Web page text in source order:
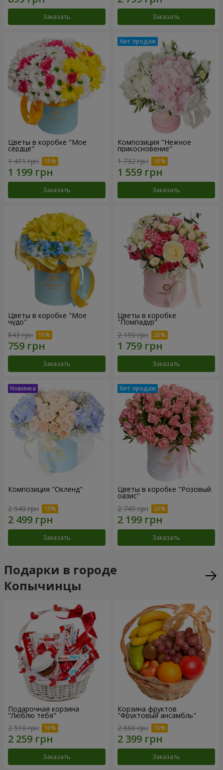
Заказать Заказать
Цветы в коробке "Мое
сердце"
1 411 грн
Заказать
Композиция "Нежное
прикосновение"
1 732 грн
Заказать
Цветы в коробке "Мое
чудо"
843 грн
Заказать
Цветы в коробке
"Помпадур"
2 199 грн
Заказать
Композиция "Окленд"
2 940 грн
Заказать
Цветы в коробке "Розовый
оазис"
2 749 грн
Заказать
Подарки в городе
Копычинцы
Подарочная корзина
"Люблю тебя"
2 510 грн
Заказать
Корзина фруктов
"Фруктовый ансамбль"
2 666 грн
Заказать